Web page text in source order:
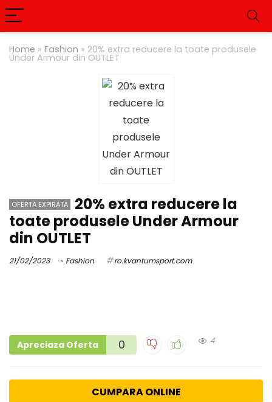
Home » Fashion » 20% extra reducere la toate produsele
Under Armour din OUTLET
OFERTA EXPIRATA
20% extra reducere la
toate produsele Under Armour
din OUTLET
21/02/2023 Fashion ro.kvantumsport.com
Apreciaza Oferta 0 4
CUMPARA ONLINE